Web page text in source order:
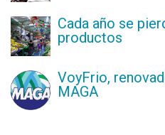
Cada año se
productos
VoyFrio,
MAGA